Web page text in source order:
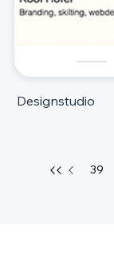
Designstudio
39